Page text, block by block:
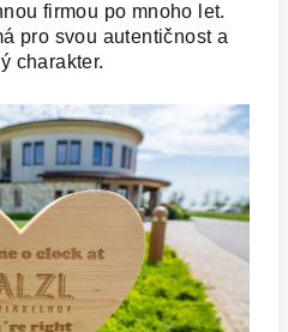
firmou po mnoho let.
pro svou autentičnost a
charakter.